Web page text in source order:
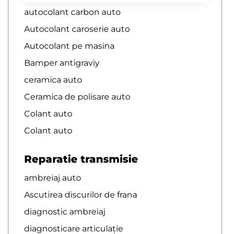
autocolant carbon auto
Autocolant caroserie auto
Autocolant pe masina
Bamper antigraviy
ceramica auto
Ceramica de polisare auto
Colant auto
Colant auto
Reparatie transmisie
ambreiaj auto
Ascutirea discurilor de frana
diagnostic ambreiaj
diagnosticare articulație